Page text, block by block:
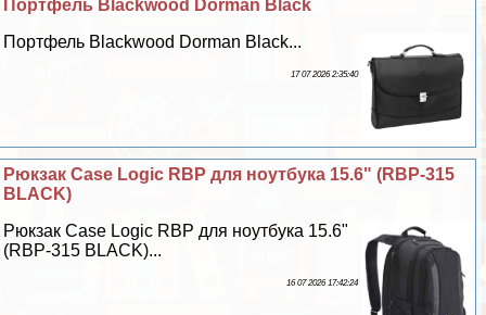
Портфель Blackwood Dorman Black
Портфель Blackwood Dorman Black...
17 07 2026 2:35:40
Рюкзак Case Logic RBP для ноутбука 15.6" (RBP-315
BLACK)
Рюкзак Case Logic RBP для ноутбука 15.6"
(RBP-315 BLACK)...
16 07 2026 17:42:24